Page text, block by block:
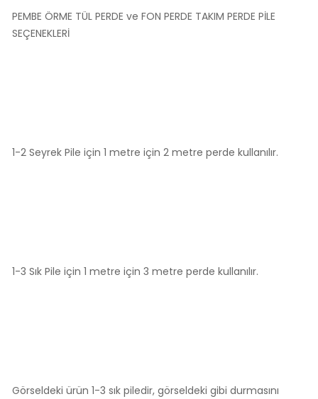
PEMBE ÖRME TÜL PERDE ve FON PERDE TAKIM PERDE PİLE
SEÇENEKLERİ
1-2 Seyrek Pile için 1 metre için 2 metre perde kullanılır.
1-3 Sık Pile için 1 metre için 3 metre perde kullanılır.
Görseldeki ürün 1-3 sık piledir, görseldeki gibi durmasını